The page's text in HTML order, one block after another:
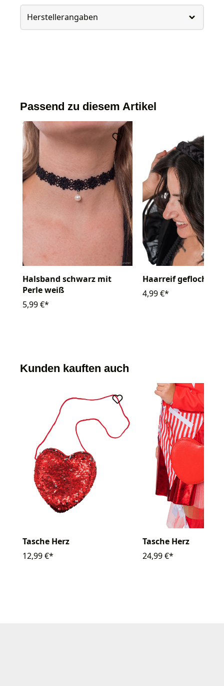
Herstellerangaben
Passend zu diesem Artikel
Halsband schwarz mit
Perle weiß
5,99 €*
Haarreif
4,99 €*
Kunden kauften auch
Tasche Herz
12,99 €*
Tasche Herz
24,99 €*